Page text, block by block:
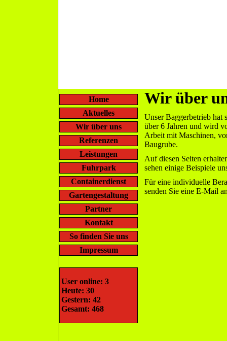
Home
Aktuelles
Wir über uns
Referenzen
Leistungen
Fuhrpark
Containerdienst
Gartengestaltung
Partner
Kontakt
So finden Sie uns
Impressum
User online: 3
Heute: 30
Gestern: 42
Gesamt: 468
Wir über
Unser Baggerbetrieb hat
über 6 Jahren und wird
Arbeit mit Maschinen,
Baugrube.
Auf diesen Seiten
sehen einige Beispiele
Für eine individuelle
senden Sie eine E-Mail